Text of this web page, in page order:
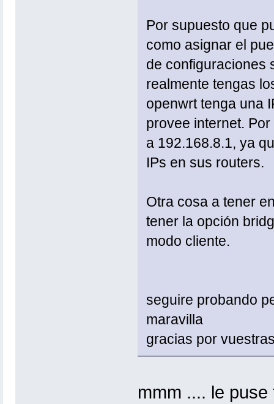
Por supuesto que
como asignar el
de configuraciones
realmente tengas
openwrt tenga una
provee internet.
a 192.168.8.1, ya
IPs en sus routers.
Otra cosa a tener
tener la opción
modo cliente.
seguire probando
maravilla
gracias por
mmm .... le